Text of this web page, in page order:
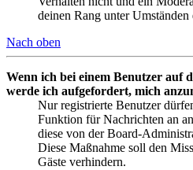
deinen Rang unter
Nach oben
Wenn ich bei einem Benutzer auf
werde ich aufgefordert, mich
Nur registrierte Benutzer
Funktion für Nachrichten an
diese von der Board-
Diese Maßnahme soll den
Gäste verhindern.